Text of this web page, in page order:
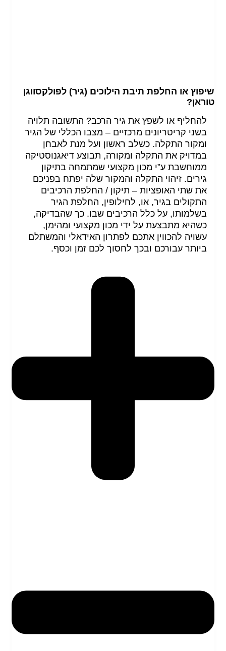
שיפוץ או החלפת תיבת הילוכים (גיר) לפולקסווגן
טוראן?
להחליף או לשפץ את גיר הרכב? התשובה תלויה
בשני קריטריונים מרכזיים – מצבו הכללי של הגיר
ומקור התקלה. כשלב ראשון ועל מנת לאבחן
במדויק את התקלה ומקורה, תבוצע דיאגנוסטיקה
ממוחשבת ע”י מכון מקצועי שמתמחה בתיקון
גירים. זיהוי התקלה והמקור שלה יפתח בפניכם
את שתי האופציות – תיקון / החלפת הרכיבים
התקולים בגיר, או, לחילופין, החלפת הגיר
בשלמותו, על כלל הרכיבים שבו. כך שהבדיקה,
כשהיא מתבצעת על ידי מכון מקצועי ומהימן,
עשויה להכווין אתכם לפתרון האידאלי והמשתלם
ביותר עבורכם ובכך לחסוך לכם זמן וכסף.